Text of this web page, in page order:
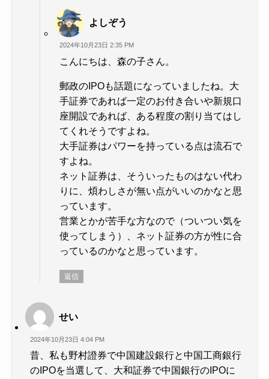
よしぞう
2024年10月23日 2:35 PM
こんにちは、森の子さん。
郵政のIPOも話題になっていましたね。大
手証券であれば一定のお付き合いや新規口
座開設であれば、ある程度の割り当てはし
てくれそうですよね。
大手証券はパワーを持っている点は流石で
すよね。
ネット証券は、そういったものはない代わ
りに、煩わしさが無い点がいいのかなと思
っています。
営業とかが苦手な方なので（ついつい気を
使ってしまう）、ネット証券の方が性に合
っているのかなと思っています。
返信
せい
2024年10月23日 4:04 PM
昔、私も野村證券で中国建設銀行と中国工商銀行
のIPOを当選して、大和証券で中国銀行のIPOに